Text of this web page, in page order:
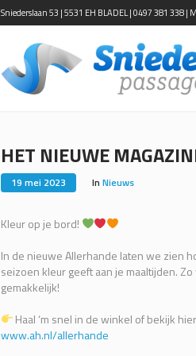
Sniederslaan 53 | 5531 EH BLADEL | 0497 381 338 |
HET NIEUWE
19 mei 2023 In Nieuws
Kleur op je bord!
In de nieuwe Allerhande laten we zien
seizoen kleur geeft aan je maaltijden.
gemakkelijk!
Haal ‘m snel in de winkel of bekijk
www.ah.nl/allerhande